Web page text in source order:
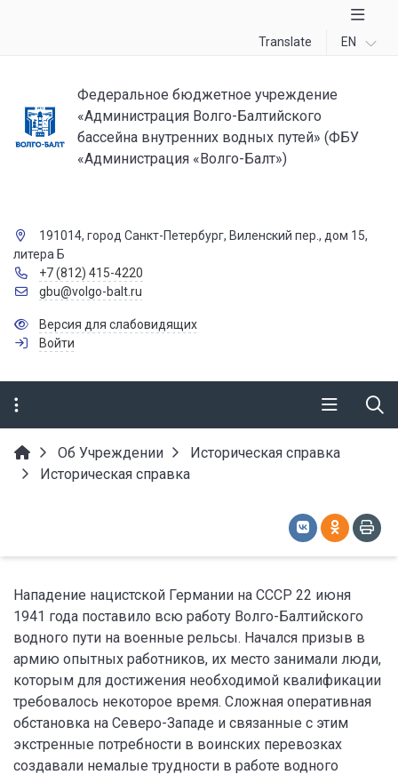
Translate EN
Федеральное бюджетное учреждение
«Администрация Волго-Балтийского
бассейна внутренних водных путей» (ФБУ
«Администрация «Волго-Балт»)
191014, город Санкт-Петербург, Виленский пер., дом 15,
литера Б
+7 (812) 415-4220
gbu@volgo-balt.ru
Версия для слабовидящих
Войти
Об Учреждении
Историческая справка
Историческая справка
Нападение нацистской Германии на СССР 22 июня
1941 года поставило всю работу Волго-Балтийского
водного пути на военные рельсы. Начался призыв в
армию опытных работников, их место занимали люди,
которым для достижения необходимой квалификации
требовалось некоторое время. Сложная оперативная
обстановка на Северо-Западе и связанные с этим
экстренные потребности в воинских перевозках
создавали немалые трудности в работе водного